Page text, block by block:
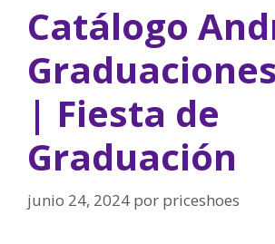
Catálogo
| Fiesta de
Graduación
junio 24, 2024 por priceshoes